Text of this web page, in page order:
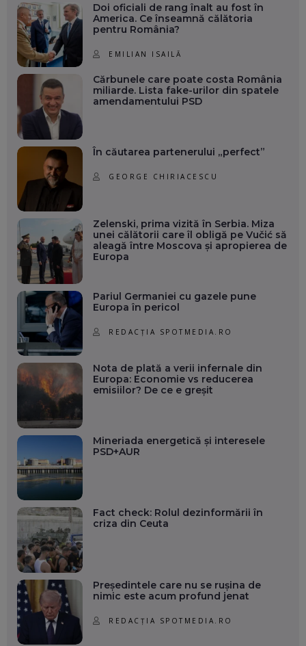
Doi oficiali de rang înalt au fost în
America. Ce înseamnă călătoria
pentru România?
EMILIAN ISAILĂ
Cărbunele care poate costa România
miliarde. Lista fake-urilor din spatele
amendamentului PSD
În căutarea partenerului „perfect”
GEORGE CHIRIACESCU
Zelenski, prima vizită în Serbia. Miza
unei călătorii care îl obligă pe Vučić să
aleagă între Moscova și apropierea de
Europa
Pariul Germaniei cu gazele pune
Europa în pericol
REDACȚIA SPOTMEDIA.RO
Nota de plată a verii infernale din
Europa: Economie vs reducerea
emisiilor? De ce e greșit
Mineriada energetică și interesele
PSD+AUR
Fact check: Rolul dezinformării în
criza din Ceuta
Președintele care nu se rușina de
nimic este acum profund jenat
REDACȚIA SPOTMEDIA.RO